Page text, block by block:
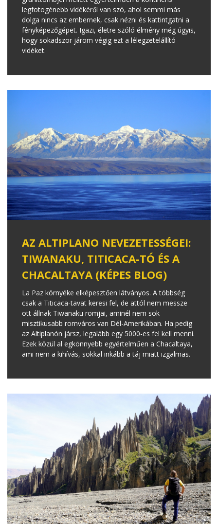
legfotogénebb vidékéről van szó, ahol semmi más
dolga nincs az embernek, csak nézni és kattintgatni a
fényképezőgépet. Igazi, életre szóló élmény még úgyis,
hogy sokadszor járom végig ezt a lélegzetelállító
vidéket.
AZ ALTIPLANO NEVEZETESSÉGEI:
TIWANAKU, TITICACA-TÓ ÉS A
CHACALTAYA (KÉPES BLOG)
La Paz környéke elképesztően látványos. A többség
csak a Titicaca-tavat keresi fel, de attól nem messze
ott állnak Tiwanaku romjai, aminél nem sok
misztikusabb romváros van Dél-Amerikában. Ha pedig
az Altiplanón jársz, legalább egy 5000-es fel kell menni.
Ezek közül al egkönnyebb egyértelműen a Chacaltaya,
ami nem a kihívás, sokkal inkább a táj miatt izgalmas.